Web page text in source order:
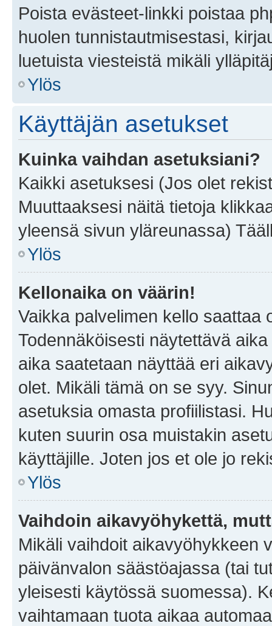
Poista evästeet-linkki poistaa
huolen tunnistautmisestasi,
luetuista viesteistä mikäli
Ylös
Käyttäjän asetukset
Kuinka vaihdan asetuksiani?
Kaikki asetuksesi (Jos olet
Muuttaaksesi näitä tietoja
yleensä sivun yläreunassa)
Ylös
Kellonaika on väärin!
Vaikka palvelimen kello saattaa
Todennäköisesti näytettävä
aika saatetaan näyttää eri
olet. Mikäli tämä on se syy.
asetuksia omasta profiilistasi.
kuten suurin osa muistakin
käyttäjille. Joten jos et ole jo
Ylös
Vaihdoin aikavyöhykettä,
Mikäli vaihdoit aikavyöhykkeen
päivänvalon säästöajassa (tai
yleisesti käytössä suomessa).
vaihtamaan tuota aikaa